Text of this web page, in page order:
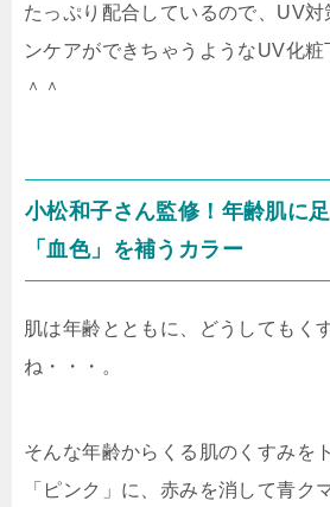
たっぷり配合しているので、UV
ンケアができちゃうようなUV化
＾＾
小松和子さん監修！年齢肌に
「血色」を補うカラー
肌は年齢とともに、どうしてもく
ね・・・。
そんな年齢からくる肌のくすみを
「ピンク」に、赤みを消して青ク